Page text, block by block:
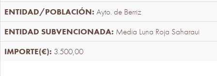
Ayto. de Berriz
Media Luna Roja Saharaui
3.500,00